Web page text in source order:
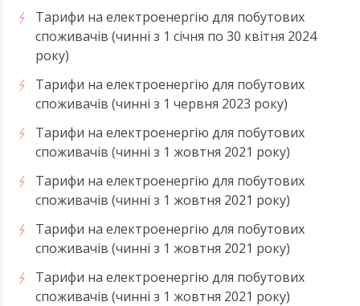
Тарифи на електроенергію для побутових
споживачів (чинні з 1 січня по 30 квітня 2024
року)
Тарифи на електроенергію для побутових
споживачів (чинні з 1 червня 2023 року)
Тарифи на електроенергію для побутових
споживачів (чинні з 1 жовтня 2021 року)
Тарифи на електроенергію для побутових
споживачів (чинні з 1 жовтня 2021 року)
Тарифи на електроенергію для побутових
споживачів (чинні з 1 жовтня 2021 року)
Тарифи на електроенергію для побутових
споживачів (чинні з 1 жовтня 2021 року)